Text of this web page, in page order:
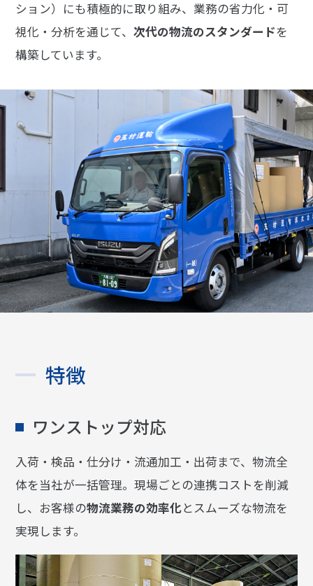
ション）にも積極的に取り組み、業務の省力化・可
視化・分析を通じて、次代の物流のスタンダードを
構築しています。
特徴
ワンストップ対応
入荷・検品・仕分け・流通加工・出荷まで、物流全
体を当社が一括管理。現場ごとの連携コストを削減
し、お客様の物流業務の効率化とスムーズな物流を
実現します。